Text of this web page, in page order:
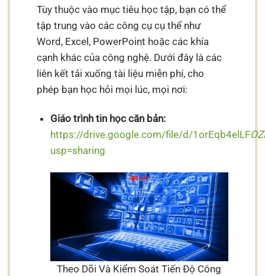
Tùy thuộc vào mục tiêu học tập, bạn có thể
tập trung vào các công cụ cụ thể như
Word, Excel, PowerPoint hoặc các khía
cạnh khác của công nghệ. Dưới đây là các
liên kết tải xuống tài liệu miễn phí, cho
phép bạn học hỏi mọi lúc, mọi nơi:
Giáo trình tin học căn bản:
https://drive.google.com/file/d/1orEqb4elLF
usp=sharing
Theo Dõi Và Kiểm Soát Tiến Độ Công